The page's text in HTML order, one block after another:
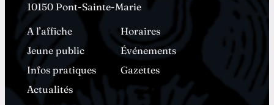
10150 Pont-Sainte-Marie
A l’affiche
Horaires
Jeune public
Événements
Infos pratiques
Gazettes
Actualités